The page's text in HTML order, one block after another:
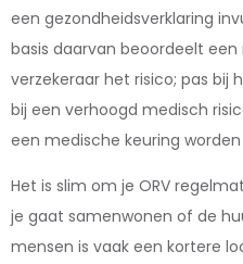
een gezondheidsverklaring
basis daarvan beoordeelt
verzekeraar het risico; pas bij
bij een verhoogd medisch
een medische keuring
Het is slim om je ORV
je gaat samenwonen of de
mensen is vaak een kortere